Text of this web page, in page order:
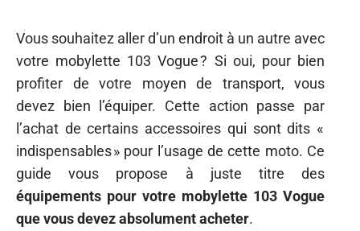
Vous souhaitez aller d’un endroit à un autre avec
votre mobylette 103 Vogue ? Si oui, pour bien
profiter de votre moyen de transport, vous
devez bien l’équiper. Cette action passe par
l’achat de certains accessoires qui sont dits «
indispensables » pour l’usage de cette moto. Ce
guide vous propose à juste titre des
équipements pour votre mobylette 103 Vogue
que vous devez absolument acheter.